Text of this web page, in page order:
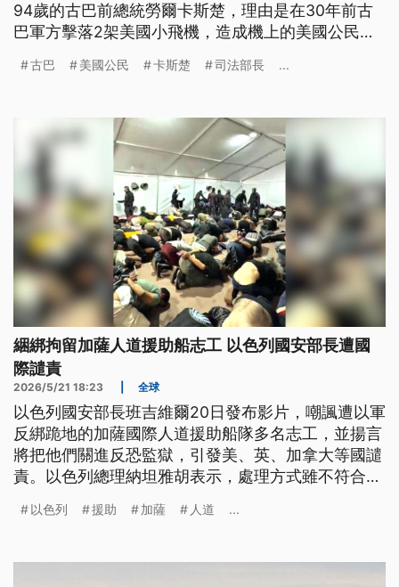
94歲的古巴前總統勞爾卡斯楚，理由是在30年前古
巴軍方擊落2架美國小飛機，造成機上的美國公民死
略行動找藉口，同時強調一旦美國發動攻擊，古巴會
古巴 美國公民 卡斯楚 司法部長 ...
綑綁拘留加薩人道援助船志工 以色列國安部長遭國
際譴責
2026/5/21 18:23 全球
以色列國安部長班吉維爾20日發布影片，嘲諷遭以軍
反綁跪地的加薩國際人道援助船隊多名志工，並揚言
將把他們關進反恐監獄，引發美、英、加拿大等國譴
責。以色列總理納坦雅胡表示，處理方式雖不符合以
的挑釁船隊」前往加薩。
以色列 援助 加薩 人道 ...